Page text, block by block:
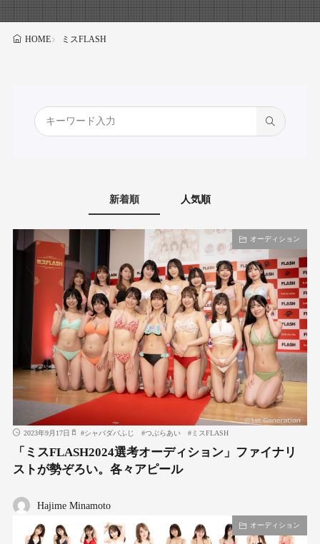
HOME ミスFLASH
新着順 人気順
オーディション
2023年9月17日 #シャバダバふじ #つぶらあい #ミスFLASH
「ミスFLASH2024選考オーディション」ファイナリ
ストが勢ぞろい。各々アピール
Hajime Minamoto
オーディション